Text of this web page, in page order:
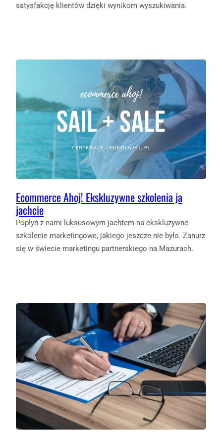
satysfakcję klientów dzięki wynikom wyszukiwania.
Ecommerce Ahoj! Ekskluzywne szkolenia ja
jachcie
Popłyń z nami luksusowym jachtem na ekskluzywne
szkolenie marketingowe, jakiego jeszcze nie było. Zanurz
się w świecie marketingu partnerskiego na Mazurach.